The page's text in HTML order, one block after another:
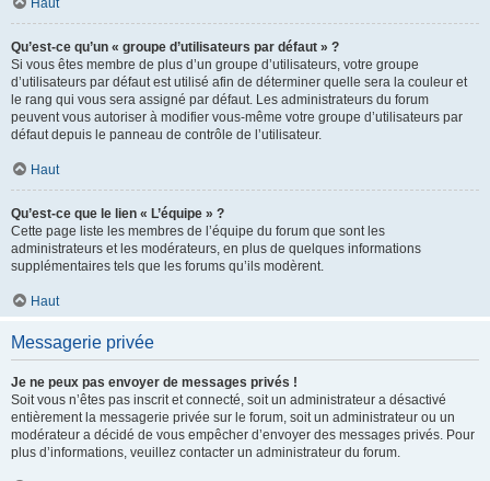
Haut
Qu’est-ce qu’un « groupe d’utilisateurs par défaut » ?
Si vous êtes membre de plus d’un groupe d’utilisateurs, votre groupe
d’utilisateurs par défaut est utilisé afin de déterminer quelle sera la couleur et
le rang qui vous sera assigné par défaut. Les administrateurs du forum
peuvent vous autoriser à modifier vous-même votre groupe d’utilisateurs par
défaut depuis le panneau de contrôle de l’utilisateur.
Haut
Qu’est-ce que le lien « L’équipe » ?
Cette page liste les membres de l’équipe du forum que sont les
administrateurs et les modérateurs, en plus de quelques informations
supplémentaires tels que les forums qu’ils modèrent.
Haut
Messagerie privée
Je ne peux pas envoyer de messages privés !
Soit vous n’êtes pas inscrit et connecté, soit un administrateur a désactivé
entièrement la messagerie privée sur le forum, soit un administrateur ou un
modérateur a décidé de vous empêcher d’envoyer des messages privés. Pour
plus d’informations, veuillez contacter un administrateur du forum.